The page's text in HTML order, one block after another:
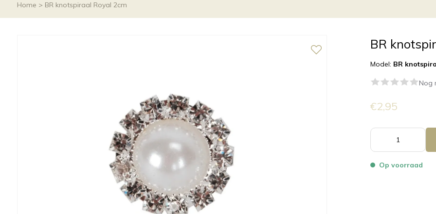
Home > BR knotspiraal Royal 2cm
BR
Model: BR
Nog
€2,95
Op voorraad